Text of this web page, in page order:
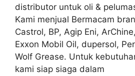
distributor untuk oli &
Kami menjual Bermacam
Castrol, BP, Agip Eni,
Exxon Mobil Oil, dupersol,
Wolf Grease. Untuk
kami siap siaga dalam